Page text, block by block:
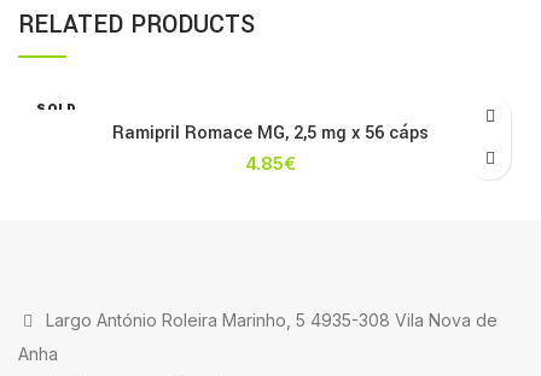
RELATED PRODUCTS
SOLD
Ramipril Romace MG, 2,5 mg x 56 cáps
4.85€
Largo António Roleira Marinho, 5 4935-308 Vila Nova de
Anha